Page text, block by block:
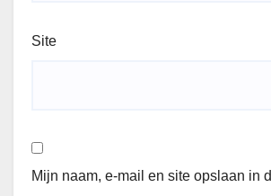
Site
Mijn naam, e-mail en site opslaan in